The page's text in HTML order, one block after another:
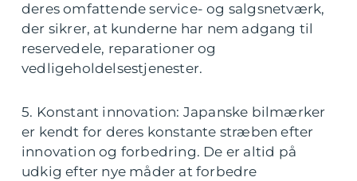
deres omfattende service- og salgsnetværk,
der sikrer, at kunderne har nem adgang til
reservedele, reparationer og
vedligeholdelsestjenester.
5. Konstant innovation: Japanske bilmærker
er kendt for deres konstante stræben efter
innovation og forbedring. De er altid på
udkig efter nye måder at forbedre